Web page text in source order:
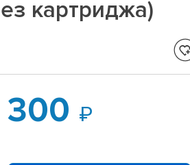
картриджа)
300